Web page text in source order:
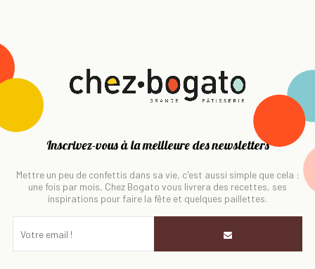
Inscrivez-vous à la meilleure des newsletters
Mettre un peu de confettis dans sa vie, c'est aussi simple que cela :
une fois par mois, Chez Bogato vous livrera des recettes, ses
inspirations pour faire la fête et quelques paillettes.